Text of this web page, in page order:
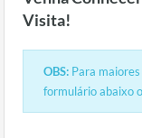
Visita!
OBS: Para
formulário abaixo